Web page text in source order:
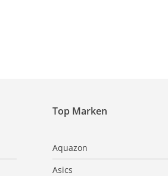
Top Marken
Aquazon
Asics